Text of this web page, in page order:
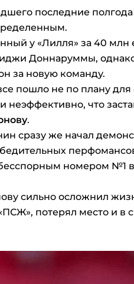
последние полгода
у «Лилля» за 40
Доннаруммы,
за новую команду.
пошло не по плану
неэффективно, что
.
сразу же начал
номером №1
сильно осложнил
потерял место и в